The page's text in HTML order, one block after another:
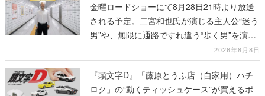
金曜ロードショーにて8月28日21時より放送
される予定。二宮和也氏が演じる主人公“迷う
男”や、無限に通路ですれ違う“歩く男”を演じ
2026年8月8日
『頭文字D』「藤原とうふ店（自家用）ハチ
ロク」の“動くティッシュケース”が買えるポ